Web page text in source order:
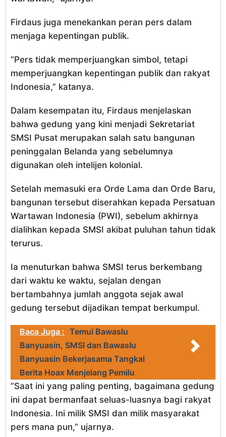
Firdaus juga menekankan peran pers dalam
menjaga kepentingan publik.
“Pers tidak memperjuangkan simbol, tetapi
memperjuangkan kepentingan publik dan rakyat
Indonesia,” katanya.
Dalam kesempatan itu, Firdaus menjelaskan
bahwa gedung yang kini menjadi Sekretariat
SMSI Pusat merupakan salah satu bangunan
peninggalan Belanda yang sebelumnya
digunakan oleh intelijen kolonial.
Setelah memasuki era Orde Lama dan Orde Baru,
bangunan tersebut diserahkan kepada Persatuan
Wartawan Indonesia (PWI), sebelum akhirnya
dialihkan kepada SMSI akibat puluhan tahun tidak
terurus.
Ia menuturkan bahwa SMSI terus berkembang
dari waktu ke waktu, sejalan dengan
bertambahnya jumlah anggota sejak awal
gedung tersebut dijadikan tempat berkumpul.
Baca Juga : Temui Bawaslu
Banyuasin, SMSI dan Bawaslu
Banyuasin Bekerjasama Tangkal
Berita Hoax Menjelang Pemilu
“Saat ini yang paling penting, bagaimana gedung
ini dapat bermanfaat seluas-luasnya bagi rakyat
Indonesia. Ini milik SMSI dan milik masyarakat
pers mana pun,” ujarnya.